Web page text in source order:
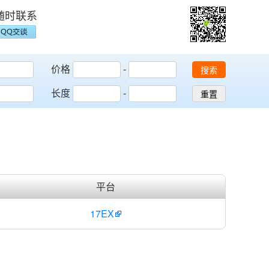
时联系
价格
-
长度
-
搜索
重置
平台
17EX